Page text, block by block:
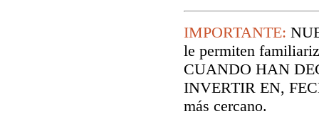
IMPORTANTE:
le permiten
CUANDO HAN
INVERTIR EN,
más cercano.